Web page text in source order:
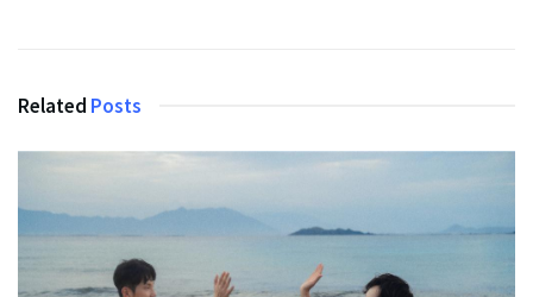
Related Posts